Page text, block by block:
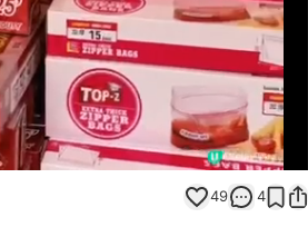
Loaded:
100.00%
Unmute
49 4